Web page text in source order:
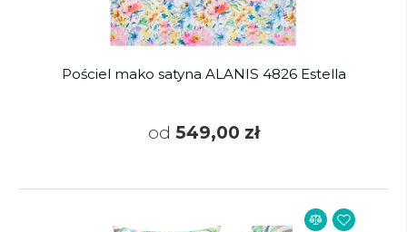
Pościel mako satyna ALANIS 4826 Estella
od 549,00 zł